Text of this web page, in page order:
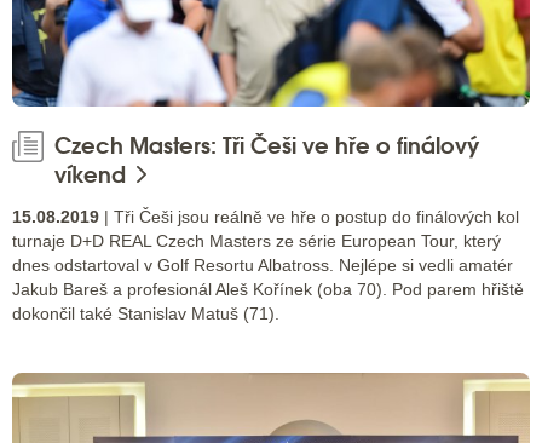
Czech Masters: Tři Češi ve hře o finálový
víkend
15.08.2019 | Tři Češi jsou reálně ve hře o postup do finálových kol
turnaje D+D REAL Czech Masters ze série European Tour, který
dnes odstartoval v Golf Resortu Albatross. Nejlépe si vedli amatér
Jakub Bareš a profesionál Aleš Kořínek (oba 70). Pod parem hřiště
dokončil také Stanislav Matuš (71).